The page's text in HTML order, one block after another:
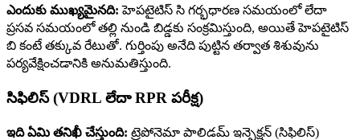
ఎందుకు ముఖ్యమైనది: హెపటైటిస్ సి గర్భధారణ సమయంలో లేదా
ప్రసవ సమయంలో తల్లి నుండి బిడ్డకు సంక్రమిస్తుంది, అయితే హెపటైటిస్
బి కంటే తక్కువ రేటుతో. గుర్తింపు అనేది పుట్టిన తర్వాత శిశువును
పర్యవేక్షించడానికి అనుమతిస్తుంది.
సిఫిలిస్ (VDRL లేదా RPR పరీక్ష)
ఇది ఏమి తనిఖీ చేస్తుంది: ట్రెపోనెమా పాలిడమ్ ఇన్ఫెక్షన్ (సిఫిలిస్)